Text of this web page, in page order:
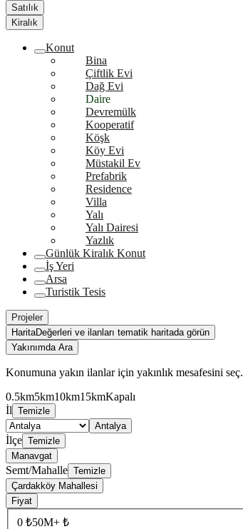
Satılık
Kiralık
Konut
Bina
Çiftlik Evi
Dağ Evi
Daire
Devremülk
Kooperatif
Köşk
Köy Evi
Müstakil Ev
Prefabrik
Residence
Villa
Yalı
Yalı Dairesi
Yazlık
Günlük Kiralık Konut
İş Yeri
Arsa
Turistik Tesis
Projeler
HaritaDeğerleri ve ilanları tematik haritada görün
Yakınımda Ara
Konumuna yakın ilanlar için yakınlık mesafesini seç.
0.5km5km10km15kmKapalı
İl Temizle
Antalya
İlçe Temizle
Manavgat
Semt/Mahalle Temizle
Çardakköy Mahallesi
Fiyat
0 ₺50M+ ₺